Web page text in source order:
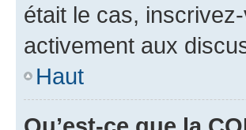
était le cas,
activement aux
Haut